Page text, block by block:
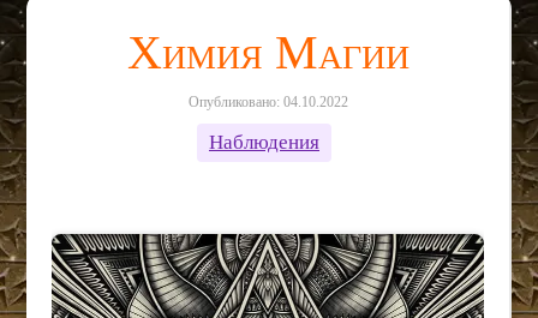
Химия Магии
Опубликовано: 04.10.2022
Наблюдения